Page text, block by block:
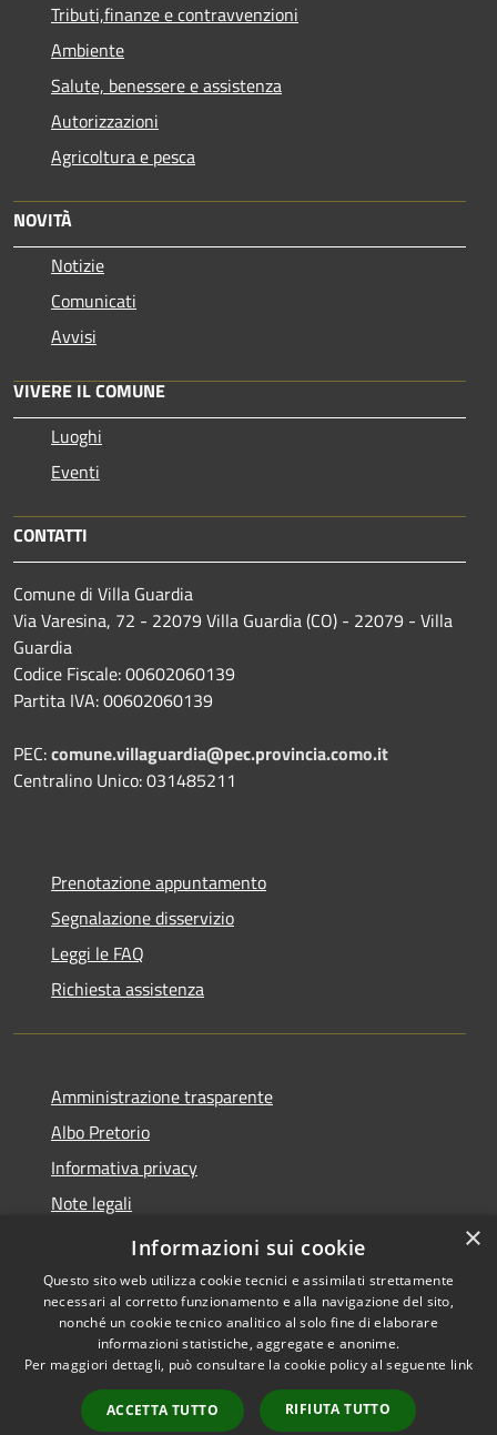
Tributi,finanze e contravvenzioni
Ambiente
Salute, benessere e assistenza
Autorizzazioni
Agricoltura e pesca
NOVITÀ
Notizie
Comunicati
Avvisi
VIVERE IL COMUNE
Luoghi
Eventi
CONTATTI
Comune di Villa Guardia
Via Varesina, 72 - 22079 Villa Guardia (CO) - 22079 - Villa
Guardia
Codice Fiscale: 00602060139
Partita IVA: 00602060139
PEC:comune.villaguardia@pec.provincia.como.it
Centralino Unico: 031485211
Prenotazione appuntamento
Segnalazione disservizio
Leggi le FAQ
Richiesta assistenza
Amministrazione trasparente
Albo Pretorio
Informativa privacy
Note legali
Dichiarazione di accessibilità
Accessibilità
Copyright © 2026 • Comune di
Villa Guardia • Powered by
Municipium•
Accesso
×
Informazioni sui cookie
Questo sito web utilizza cookie tecnici e assimilati strettamente
necessari al corretto funzionamento e alla navigazione del sito,
nonché un cookie tecnico analitico al solo fine di elaborare
informazioni statistiche, aggregate e anonime.
Per maggiori dettagli, può consultare la cookie policy al seguente link
ACCETTA TUTTO RIFIUTA TUTTO